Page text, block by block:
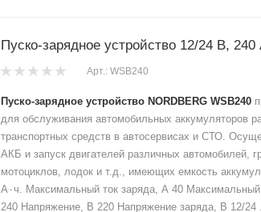
Пуско-зарядное устройство 12/24 В, 240
Арт.: WSB240
Пуско-зарядное устройство NORDBERG WSB240
для обслуживания автомобильных аккумуляторов
транспортных средств в автосервисах и СТО.
АКБ и запуск двигателей различных автомобилей,
мотоциклов, лодок и т.д., имеющих емкость
А٠ч. Максимальный ток заряда, А 40 Максимальный пусковой ток, А
240 Напряжение, В 220 Напряжение заряда, В 12/24